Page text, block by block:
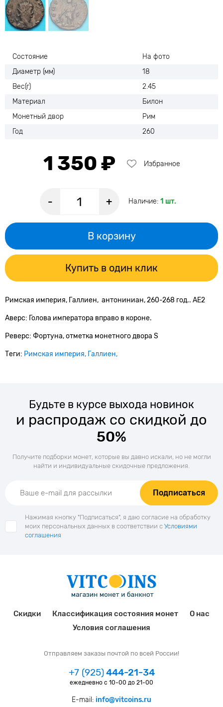
Состояние
На фото
Диаметр (мм)
18
Вес(г)
2.45
Материал
Билон
Монетный двор
Рим
Год
260
1 350 ₽ Избранное
- + Наличие: 1 шт.
В корзину
Купить в один клик
Римская империя, Галлиен, антониниан, 260-268 год.. АЕ2
Аверс: Голова императора вправо в короне.
Реверс: Фортуна, отметка монетного двора S
Теги: Римская империя Галлиен
Будьте в курсе выхода новинок
и распродаж со скидкой до
50%
Получите подборки монет, которые вы давно искали, но не могли
найти и индивидуальные скидочные предложения.
Подписаться
Нажимая кнопку "Подписаться", я даю согласие на обработку
моих персональных данных в соответствии с Условиями
соглашения
Скидки Классификация состояния монет
О нас
Условия соглашения
Отправляем заказы почтой по всей России!
+7 (925)444-21-34
ежедневно с 10-00 до 21-00
E-mail: info@vitcoins.ru